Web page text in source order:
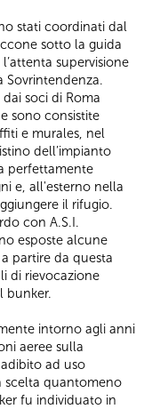
stati coordinati dal
sotto la guida
supervisione
Sovrintendenza.
soci di Roma
sono consistite
e murales, nel
dell’impianto
perfettamente
e, all'esterno nella
il rifugio.
con A.S.I.
esposte alcune
partire da questa
di rievocazione
bunker.
intorno agli anni
aeree sulla
ad uso
scelta quantomeno
fu individuato in